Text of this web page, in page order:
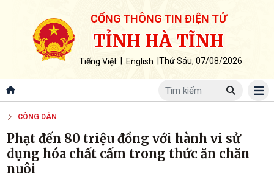
CỔNG THÔNG TIN ĐIỆN TỬ
TỈNH HÀ TĨNH
Tiếng Việt English Thứ Sáu, 07/08/2026
CÔNG DÂN
Phạt đến 80 triệu đồng với hành vi sử
dụng hóa chất cấm trong thức ăn chăn
nuôi